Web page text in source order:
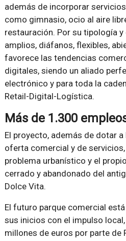
además de incorporar
como gimnasio, ocio al aire
restauración. Por su tipología
amplios, diáfanos, flexibles,
favorece las tendencias
digitales, siendo un aliado
electrónico y para toda la
Retail-Digital-Logística.
Más de 1.300
El proyecto, además de dotar
oferta comercial y de
problema urbanístico y el
cerrado y abandonado del
Dolce Vita.
El futuro parque comercial
sus inicios con el impulso
millones de euros por parte de